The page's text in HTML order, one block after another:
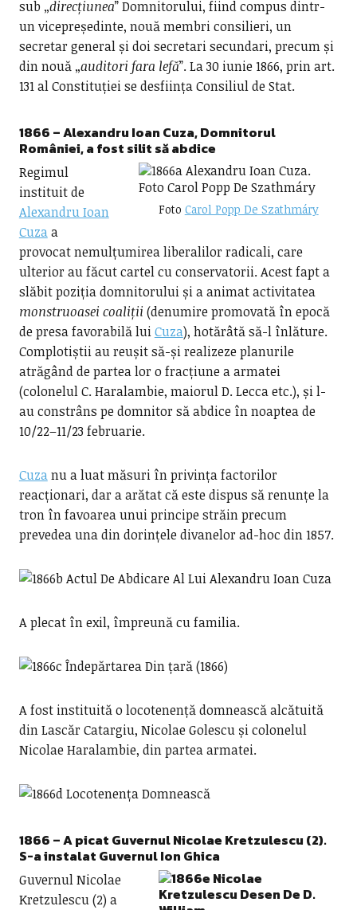
sub „direcțiunea” Domnitorului, fiind compus dintr-
un vicepreședinte, nouă membri consilieri, un
secretar general și doi secretari secundari, precum și
din nouă „auditori fara lefă”. La 30 iunie 1866, prin art.
131 al Constituției se desființa Consiliul de Stat.
1866 –Alexandru Ioan Cuza, Domnitorul
României, a fost silit să abdice
Foto Carol Popp De Szathmáry
Regimul
instituit de
Alexandru Ioan
Cuzaa
provocat nemulțumirea liberalilor radicali, care
ulterior au făcut cartel cu conservatorii. Acest fapt a
slăbit poziția domnitorului și a animat activitatea
monstruoasei coaliții (denumire promovată în epocă
de presa favorabilă luiCuza), hotărâtă să-l înlăture.
Complotiștii au reușit să-și realizeze planurile
atrăgând de partea lor o fracțiune a armatei
(colonelul C. Haralambie, maiorul D. Lecca etc.), și l-
au constrâns pe domnitor să abdice în noaptea de
10/22–11/23 februarie.
Cuzanu a luat măsuri în privința factorilor
reacționari, dar a arătat că este dispus să renunțe la
tron în favoarea unui principe străin precum
prevedea una din dorințele divanelor ad-hoc din 1857.
A plecat în exil, împreună cu familia.
A fost instituită o locotenență domnească alcătuită
din Lascăr Catargiu, Nicolae Golescu și colonelul
Nicolae Haralambie, din partea armatei.
1866 – A picat GuvernulNicolae Kretzulescu (2).
S-a instalat Guvernul Ion Ghica
Guvernul Nicolae
Kretzulescu (2) a